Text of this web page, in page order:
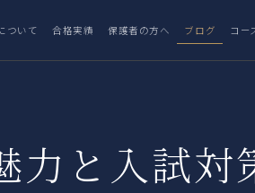
ついて 合格実績 保護者の方へ ブログ コー
と入試対